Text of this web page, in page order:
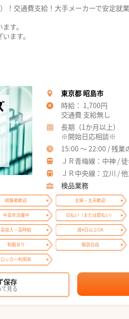
！交通費支給！大手メーカーで安定就業
す。
ます。
東京都 昭島市
時給： 1,700円
交通費 支給無し
長期（1か月以上）
※開始日応相談※
15:00 ～ 22:00 / 残業
ＪＲ青梅線：中神 /
ＪＲ中央線：立川 /
検品業務
経験者歓迎 主婦・主夫歓迎
中高年活躍中 日払い（または即払い）
高収入・高時給 週4日以上OK
制服あり 服装自由
ロッカー利用有
保存
見る